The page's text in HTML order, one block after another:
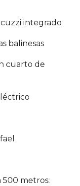
integrado
balinesas
cuarto de
500 metros: